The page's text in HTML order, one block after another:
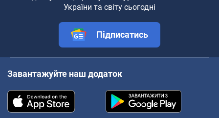
України та світу сьогодні
Підписатись
Завантажуйте наш додаток